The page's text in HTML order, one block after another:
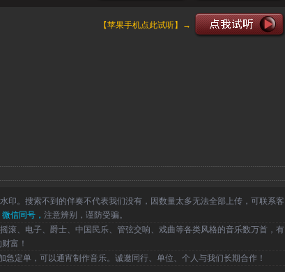
【苹果手机点此试听】→
印。搜索不到的伴奏不代表我们没有，因数量太多无法全部上传，可联系客
信同号， 注意辨别，谨防受骗。
、电子、爵士、中国民乐、管弦交响、戏曲等各类风格的音乐数万首，有
富！
定单，可以通宵制作音乐。诚邀同行、单位、个人与我们长期合作！